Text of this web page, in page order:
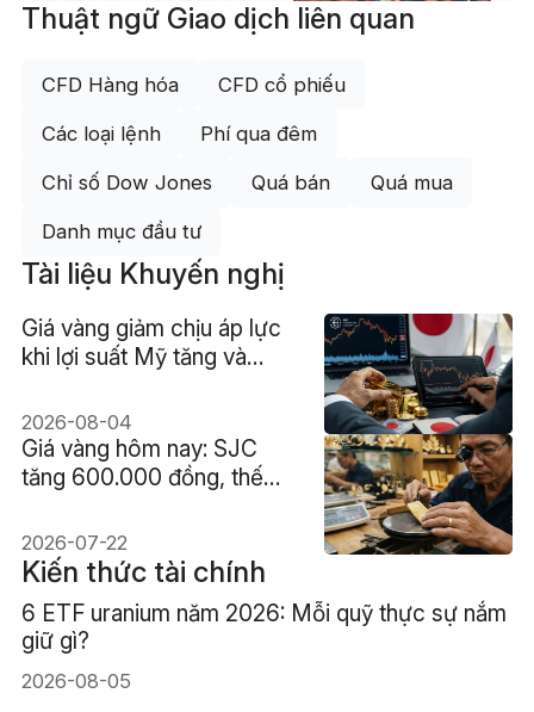
Thuật ngữ Giao dịch liên quan
CFD Hàng hóa CFD cổ phiếu
Các loại lệnh Phí qua đêm
Chỉ số Dow Jones Quá bán Quá mua
Danh mục đầu tư
Tài liệu Khuyến nghị
Giá vàng giảm chịu áp lực
khi lợi suất Mỹ tăng và
2026-08-04
Giá vàng hôm nay: SJC
tăng 600.000 đồng, thế
2026-07-22
Kiến thức tài chính
6 ETF uranium năm 2026: Mỗi quỹ thực sự nắm
giữ gì?
2026-08-05